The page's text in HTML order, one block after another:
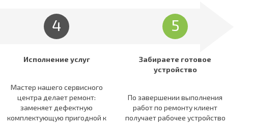
4
Исполнение услуг
Мастер нашего сервисного
центра делает ремонт:
заменяет дефектную
комплектующую пригодной к
5
Забираете готовое
устройство
По завершении выполнения
работ по ремонту клиент
получает рабочее устройство